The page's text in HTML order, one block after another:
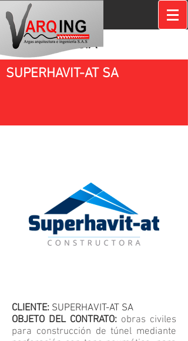
EXPERIENCIA
SUPERHAVIT-AT SA
CLIENTE: SUPERHAVIT-AT SA
OBJETO DEL CONTRATO: obras civiles
para construcción de túnel mediante